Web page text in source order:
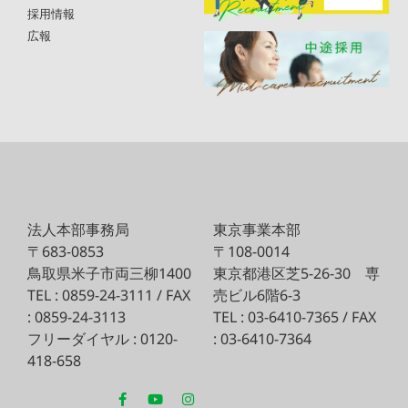
採用情報
広報
法人本部事務局
〒683-0853
鳥取県米子市両三柳1400
TEL : 0859-24-3111 / FAX
: 0859-24-3113
フリーダイヤル : 0120-
418-658
東京事業本部
〒108-0014
東京都港区芝5-26-30 専
売ビル6階6-3
TEL : 03-6410-7365 / FAX
: 03-6410-7364